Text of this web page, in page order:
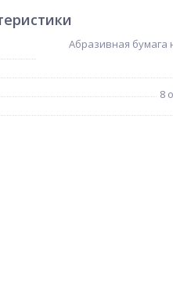
Абразивная бумага
8